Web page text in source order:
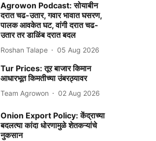
Agrowon Podcast: सोयाबीन
दरात चढ-उतार, गवार भावात घसरण,
पालक आवकेत घट, वांगी दरात चढ-
उतार तर डाळिंब दरात बदल
Roshan Talape 05 Aug 2026
Tur Prices: तूर बाजार किमान
आधारभूत किमतीच्या उंबरठ्यावर
Team Agrowon 02 Aug 2026
Onion Export Policy: केंद्राच्या
बदलत्या कांदा धोरणामुळे शेतकऱ्यांचे
नुकसान